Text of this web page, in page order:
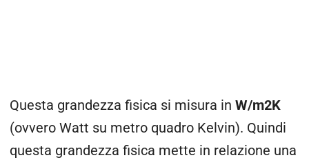
Questa grandezza fisica si misura in W/m2K
(ovvero Watt su metro quadro Kelvin). Quindi
questa grandezza fisica mette in relazione una